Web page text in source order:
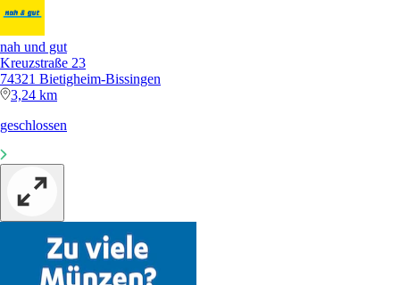
nah und gut
Kreuzstraße 23
74321 Bietigheim-Bissingen
3,24 km
geschlossen